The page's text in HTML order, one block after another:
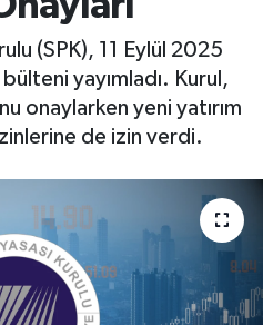
(SPK), 11 Eylül 2025
yayımladı. Kurul,
onaylarken yeni yatırım
de izin verdi.